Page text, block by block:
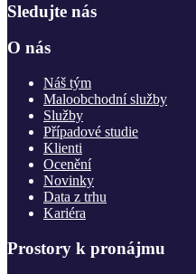
Sledujte nás
O nás
Náš tým
Maloobchodní služby
Služby
Případové studie
Klienti
Ocenění
Novinky
Data z trhu
Kariéra
Prostory k pronájmu